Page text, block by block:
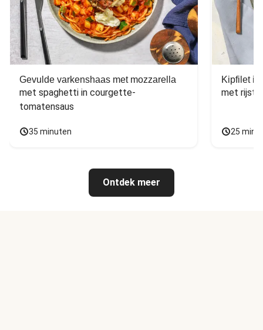
Gevulde varkenshaas met mozzarella
met spaghetti in courgette-
tomatensaus
35 minuten
Kipfilet in
met rijst,
25
Ontdek meer